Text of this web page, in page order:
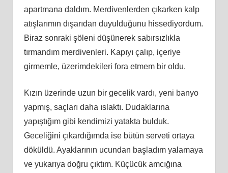
apartmana daldım. Merdivenlerden çıkarken kalp
atışlarımın dışarıdan duyulduğunu hissediyordum.
Biraz sonraki şöleni düşünerek sabırsızlıkla
tırmandım merdivenleri. Kapıyı çalıp, içeriye
girmemle, üzerimdekileri fora etmem bir oldu.
Kızın üzerinde uzun bir gecelik vardı, yeni banyo
yapmış, saçları daha ıslaktı. Dudaklarına
yapıştığım gibi kendimizi yatakta bulduk.
Geceliğini çıkardığımda ise bütün serveti ortaya
döküldü. Ayaklarının ucundan başladım yalamaya
ve yukarıya doğru çıktım. Küçücük amcığına